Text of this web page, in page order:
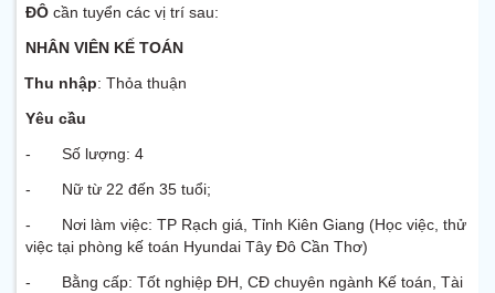
ĐÔ cần tuyển các vị trí sau:
NHÂN VIÊN KẾ TOÁN
Thu nhập: Thỏa thuận
Yêu cầu
- Số lượng: 4
- Nữ từ 22 đến 35 tuổi;
- Nơi làm việc: TP Rạch giá, Tỉnh Kiên Giang (Học việc, thử
việc tại phòng kế toán Hyundai Tây Đô Cần Thơ)
- Bằng cấp: Tốt nghiệp ĐH, CĐ chuyên ngành Kế toán, Tài